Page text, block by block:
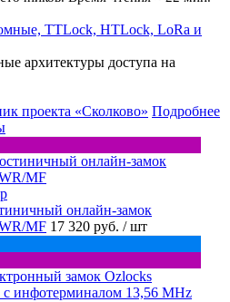
TTLock, HTLock, LoRa и
архитектуры доступа на
проекта «Сколково» Подробнее
онлайн-замок
MF 17 320 руб. / шт